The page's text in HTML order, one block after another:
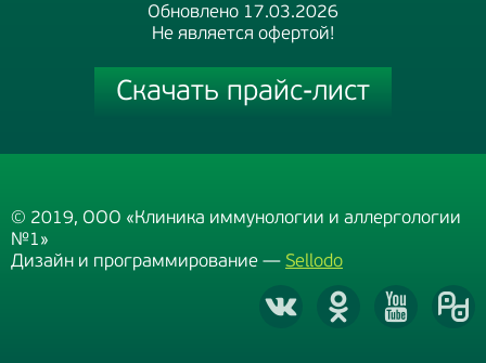
Обновлено 17.03.2026
Не является офертой!
Скачать прайс-лист
© 2019, ООО «Клиника иммунологии и аллергологии
№1»
Дизайн и программирование — Sellodo